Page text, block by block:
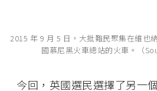
2015 年 9 月 5 日，大批難民聚集在維也
國慕尼黑火車總站的火車。（
今回，英國選民選擇了另一